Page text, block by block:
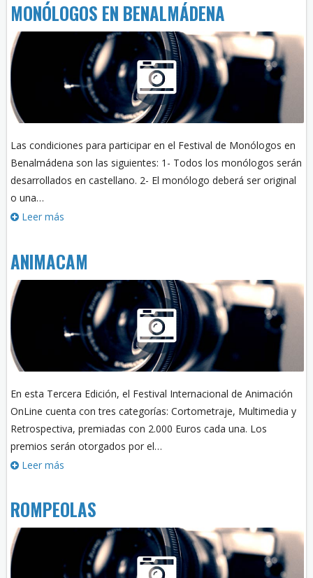
MONÓLOGOS EN BENALMÁDENA
Las condiciones para participar en el Festival de Monólogos en
Benalmádena son las siguientes: 1- Todos los monólogos serán
desarrollados en castellano. 2- El monólogo deberá ser original
o una…
Leer más
ANIMACAM
En esta Tercera Edición, el Festival Internacional de Animación
OnLine cuenta con tres categorías: Cortometraje, Multimedia y
Retrospectiva, premiadas con 2.000 Euros cada una. Los
premios serán otorgados por el…
Leer más
ROMPEOLAS